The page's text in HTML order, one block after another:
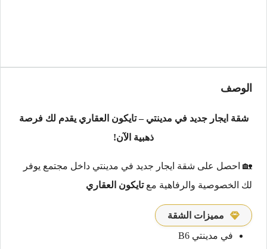
الوصف
شقة ايجار جديد في مدينتي – تايكون العقاري يقدم لك فرصة
ذهبية الآن!
🏡 احصل على شقة ايجار جديد في مدينتي داخل مجتمع يوفر
لك الخصوصية والرفاهية معتايكون العقاري
مميزات الشقة
في مدينتي B6